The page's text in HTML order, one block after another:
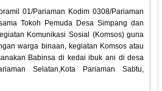
01/Pariaman Kodim 0308/Pariaman
Tokoh Pemuda Desa Simpang dan
Komunikasi Sosial (Komsos) guna
warga binaan, kegiatan Komsos atau
Babinsa di kedai ibuk ani di desa
Selatan,Kota Pariaman Sabtu,